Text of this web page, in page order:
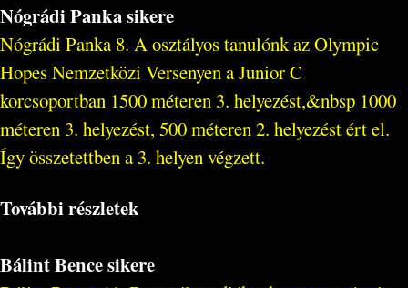
Nógrádi Panka sikere
Nógrádi Panka 8. A osztályos tanulónk az Olympic
Hopes Nemzetközi Versenyen a Junior C
korcsoportban 1500 méteren 3. helyezést,&nbsp 1000
méteren 3. helyezést, 500 méteren 2. helyezést ért el.
Így összetettben a 3. helyen végzett.
További részletek
Bálint Bence sikere